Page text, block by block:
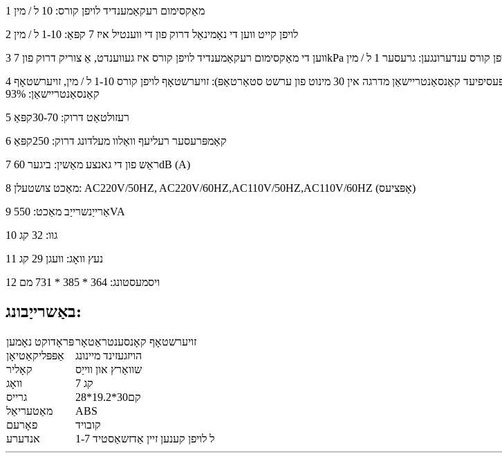
1 מאַקסימום רעקאַמענדיד לויפן קורס: 10 ל / מין
2 לויפן קייט ווען די נאָמינאַל דרוק פון די ווענטיל איז 7 קפּאַ: 1-10 ל / מין
4 די זויערשטאָף קאַנסאַנטריישאַן ווען די נאָמינאַל דרוק פון די ווענטיל איז נול (דערגרייכן די ספּעסיפיעד קאַנסאַנטריישאַן מדרגה אין 30 מינוט פון ערשט סטאַרטאַפּ): זויערשטאָף לויפן קורס 1-10 ל / מין, זויערשטאָף
קאַנסאַנטריישאַן: 93%
5 רעזולטאַט דרוק: 30-70קפּאַ
6 קאַמפּרעסער רעליעף וואַלוו מעלדונג דרוק: 250קפּאַ
7 ראַש פון די גאנצע מאַשין: ביגער 60dB (A)
8 מאַכט צושטעלן: AC220V/50HZ, AC220V/60HZ,AC110V/50HZ,AC110V/60HZ (אָפּציעס)
9 אַרייַנשרייַב מאַכט: 550VA
10 גוו: 32 קג
11 נעץ וואָג: וועגן 29 קג
12 ויסמעסטונג: 364 * 385 * 731 מם
באַשרייַבונג:
פּראָדוקט נאָמעןזויערשטאָף קאָנסענטראַטאָר
אַפּפּליקאַטיאָן
הויזגעזינד מיינונג
קאָליר
שוואַרץ און ווייַס
וואָג
7 קג
גרייס
28*19.2*30קם
מאַטעריאַל
ABS
פאָרעם
קובויד
אנדערע
1-7 ל לויפן קענען זיין אַדזשאַסטיד